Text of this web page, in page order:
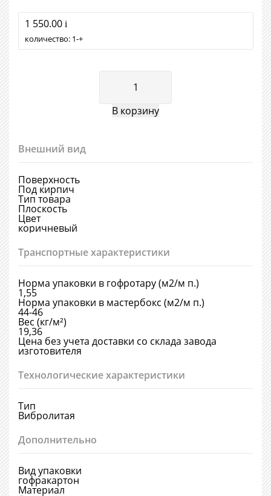
1 550.00 i
количество: 1 +
Внешний вид
Поверхность
Под кирпич
Тип товара
Плоскость
Цвет
коричневый
Транспортные характеристики
Норма упаковки в гофротару (м2/м п.)
1,55
Норма упаковки в мастербокс (м2/м п.)
44-46
Вес (кг/м²)
19,36
Цена без учета доставки со склада завода
изготовителя
Технологические характеристики
Тип
Вибролитая
Дополнительно
Вид упаковки
гофракартон
Материал